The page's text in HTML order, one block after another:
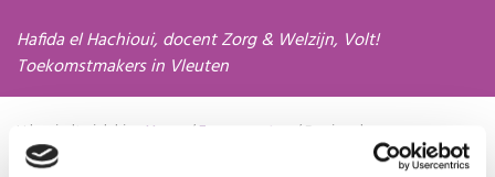
Hafida el Hachioui, docent Zorg & Welzijn, Volt!
Toekomstmakers in Vleuten
U bevindt zich hier: Home /Evenementen /Regionale
netwerkbijeenkomst Noord-oost